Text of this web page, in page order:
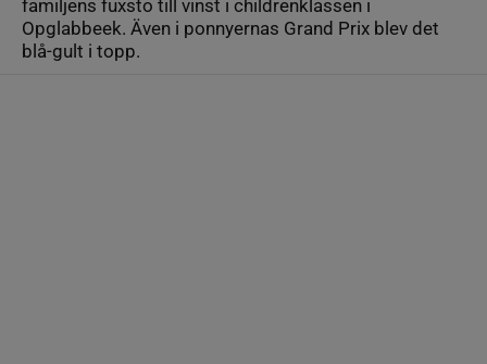
familjens fuxsto till vinst i childrenklassen i
Opglabbeek. Även i ponnyernas Grand Prix blev det
blå-gult i topp.